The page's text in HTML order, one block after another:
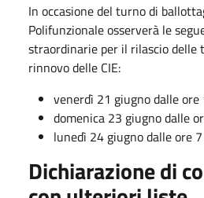
In occasione del turno di
Polifunzionale osserverà le
straordinarie per il rilascio delle
rinnovo delle CIE:
venerdì 21 giugno dalle
domenica 23 giugno dalle
lunedì 24 giugno dalle ore
Dichiarazione di